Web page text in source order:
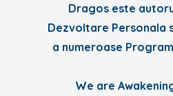
Dragos este
Dezvoltare Personala
a numeroase
We are